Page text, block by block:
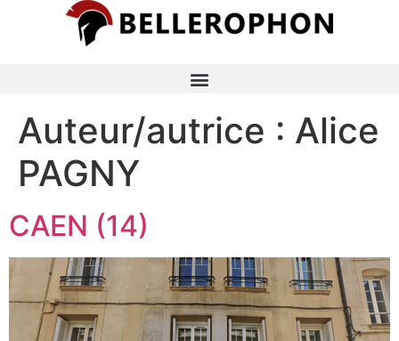
Auteur/autrice : Alice
PAGNY
CAEN (14)